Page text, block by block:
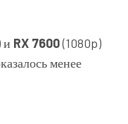
и RX 7600(1080p)
менее